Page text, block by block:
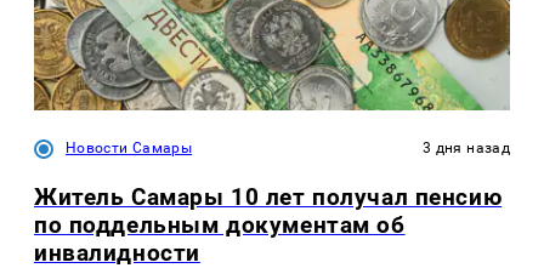
Новости Самары 3 дня назад
Житель Самары 10 лет получал пенсию
по поддельным документам об
инвалидности